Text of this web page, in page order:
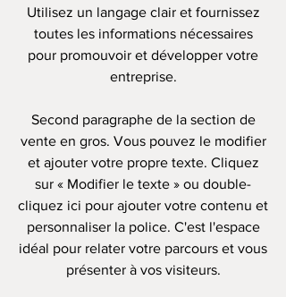
Utilisez un langage clair et fournissez
toutes les informations nécessaires
pour promouvoir et développer votre
entreprise.
Second paragraphe de la section de
vente en gros. Vous pouvez le modifier
et ajouter votre propre texte. Cliquez
sur « Modifier le texte » ou double-
cliquez ici pour ajouter votre contenu et
personnaliser la police. C'est l'espace
idéal pour relater votre parcours et vous
présenter à vos visiteurs.